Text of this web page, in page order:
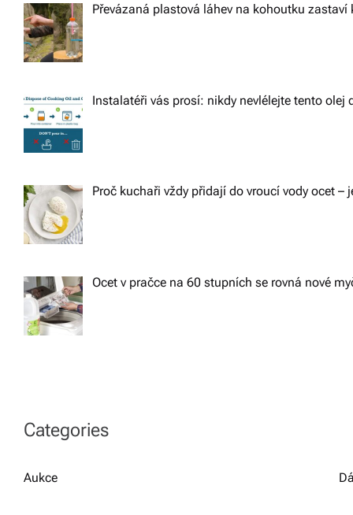
Převázaná plastová láhev na kohoutku zastaví
Instalatéři vás prosí: nikdy nevlélejte tento olej
Proč kuchaři vždy přidají do vroucí vody ocet –
Ocet v pračce na 60 stupních se rovná nové
Categories
Aukce